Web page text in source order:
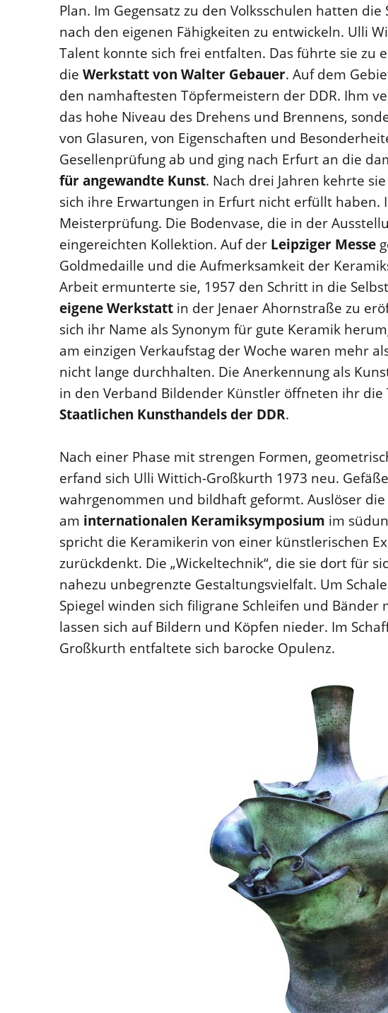
Plan. Im Gegensatz zu den Volksschulen hatten
nach den eigenen Fähigkeiten zu entwickeln. Ulli
Talent konnte sich frei entfalten. Das führte sie zu
die Werkstatt von Walter Gebauer. Auf dem
den namhaftesten Töpfermeistern der DDR. Ihm
das hohe Niveau des Drehens und Brennens,
von Glasuren, von Eigenschaften und
Gesellenprüfung ab und ging nach Erfurt an die
für angewandte Kunst. Nach drei Jahren kehrte
sich ihre Erwartungen in Erfurt nicht erfüllt haben.
Meisterprüfung. Die Bodenvase, die in der
eingereichten Kollektion. Auf der Leipziger Messe
Goldmedaille und die Aufmerksamkeit der
Arbeit ermunterte sie, 1957 den Schritt in die
eigene Werkstatt in der Jenaer Ahornstraße zu
sich ihr Name als Synonym für gute Keramik
am einzigen Verkaufstag der Woche waren mehr
nicht lange durchhalten. Die Anerkennung als
in den Verband Bildender Künstler öffneten ihr die
Staatlichen Kunsthandels der DDR.
Nach einer Phase mit strengen Formen,
erfand sich Ulli Wittich-Großkurth 1973 neu.
wahrgenommen und bildhaft geformt. Auslöser
am internationalen Keramiksymposium im
spricht die Keramikerin von einer künstlerischen
zurückdenkt. Die „Wickeltechnik“, die sie dort für
nahezu unbegrenzte Gestaltungsvielfalt. Um
Spiegel winden sich filigrane Schleifen und
lassen sich auf Bildern und Köpfen nieder. Im
Großkurth entfaltete sich barocke Opulenz.